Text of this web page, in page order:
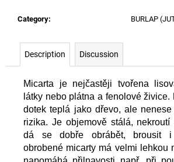
Category: BURLAP
Description Discussion
Micarta je nejčastěji tvořena
látky nebo plátna a fenolové živice.
dotek teplá jako dřevo, ale
rizika. Je objemově stálá, nekroutí
dá se dobře obrábět, brousit i
obrobené micarty má velmi lehkou